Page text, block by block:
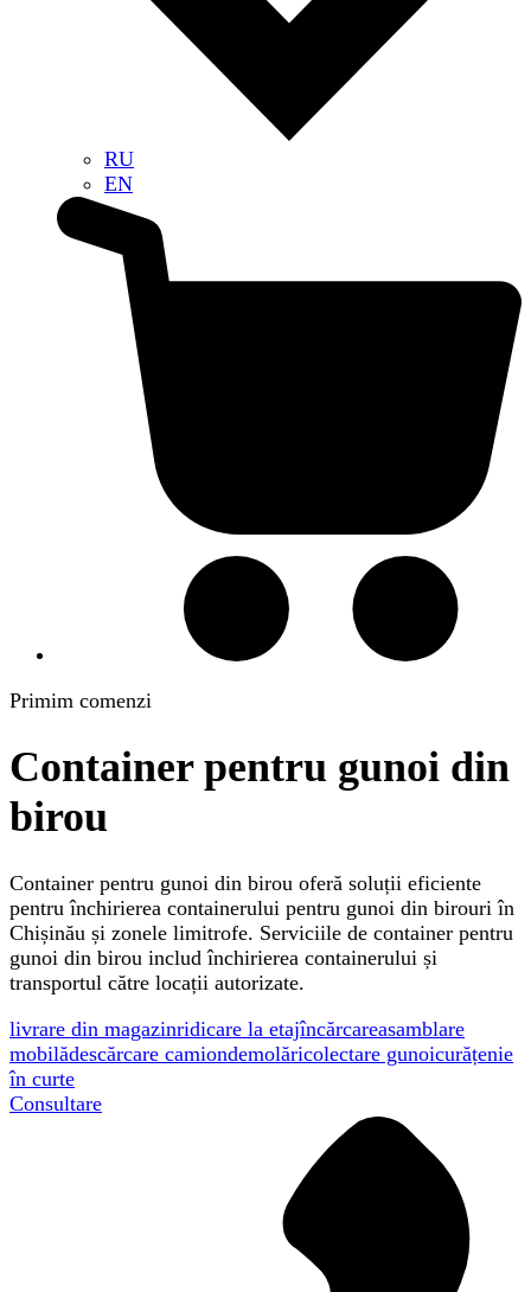
RU
EN
Primim comenzi
Container pentru gunoi din
birou
Container pentru gunoi din birou oferă soluții eficiente
pentru închirierea containerului pentru gunoi din birouri în
Chișinău și zonele limitrofe. Serviciile de container pentru
gunoi din birou includ închirierea containerului și
transportul către locații autorizate.
livrare din magazinridicare la etajîncărcareasamblare
mobilădescărcare camiondemolăricolectare gunoicurățenie
în curte
Consultare